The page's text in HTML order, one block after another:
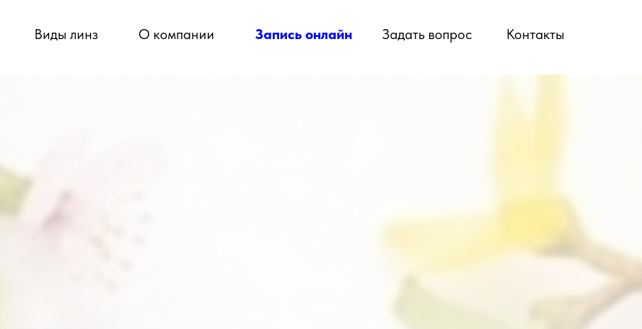
Виды линз О компании Запись онлайн Задать вопрос Контакты